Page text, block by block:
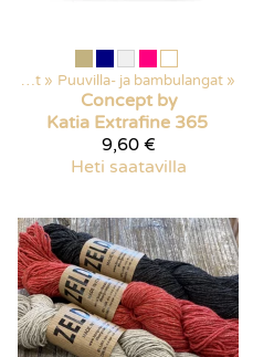
Langat ‪» Puuvilla- ja bambulangat ‪»
Concept by
Katia Extrafine 365
9,60 €
Heti saatavilla